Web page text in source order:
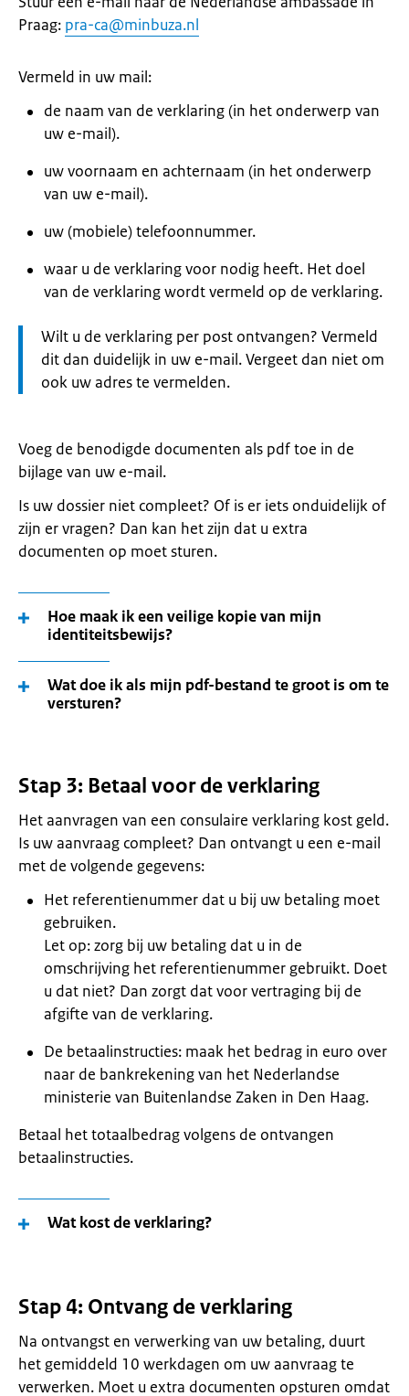
Praag: pra-ca@minbuza.nl
Vermeld in uw mail:
de naam van de verklaring (in het onderwerp van
uw e-mail).
uw voornaam en achternaam (in het onderwerp
van uw e-mail).
uw (mobiele) telefoonnummer.
waar u de verklaring voor nodig heeft. Het doel
van de verklaring wordt vermeld op de verklaring.
Let
op:
Wilt u de verklaring per post ontvangen? Vermeld
dit dan duidelijk in uw e-mail. Vergeet dan niet om
ook uw adres te vermelden.
Voeg de benodigde documenten als pdf toe in de
bijlage van uw e-mail.
Is uw dossier niet compleet? Of is er iets onduidelijk of
zijn er vragen? Dan kan het zijn dat u extra
documenten op moet sturen.
Hoe maak ik een veilige kopie van mijn
identiteitsbewijs?
Wat doe ik als mijn pdf-bestand te groot is om te
versturen?
Stap 3: Betaal voor de verklaring
Het aanvragen van een consulaire verklaring kost geld.
Is uw aanvraag compleet? Dan ontvangt u een e-mail
met de volgende gegevens:
Het referentienummer dat u bij uw betaling moet
gebruiken.
Let op: zorg bij uw betaling dat u in de
omschrijving het referentienummer gebruikt. Doet
u dat niet? Dan zorgt dat voor vertraging bij de
afgifte van de verklaring.
De betaalinstructies: maak het bedrag in euro over
naar de bankrekening van het Nederlandse
ministerie van Buitenlandse Zaken in Den Haag.
Betaal het totaalbedrag volgens de ontvangen
betaalinstructies.
Wat kost de verklaring?
Stap 4: Ontvang de verklaring
Na ontvangst en verwerking van uw betaling, duurt
het gemiddeld 10 werkdagen om uw aanvraag te
verwerken. Moet u extra documenten opsturen omdat